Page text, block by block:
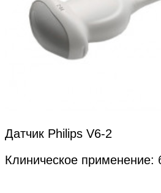
Датчик Philips V6-2
Клиническое применение: